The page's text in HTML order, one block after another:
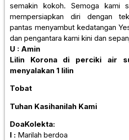
semakin kokoh. Semoga kami
mempersiapkan diri dengan
pantas menyambut kedatangan
dan pengantara kami kini dan
U : Amin
Lilin Korona di perciki air
menyalakan 1 lilin
Tobat
Tuhan Kasihanilah Kami
DoaKolekta:
I : Marilah berdoa